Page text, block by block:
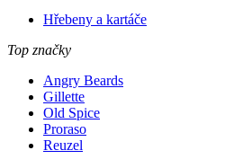
Hřebeny a kartáče
Top značky
Angry Beards
Gillette
Old Spice
Proraso
Reuzel